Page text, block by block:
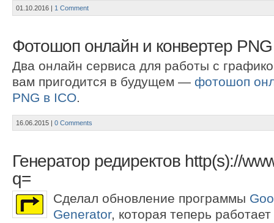
01.10.2016 | 1 Comment
Фотошоп онлайн и конвертер
Два онлайн сервиса для работы с
вам пригодится в будущем — фотошоп
PNG в ICO.
16.06.2015 | 0 Comments
Генератор редиректов http(s)://
q=
Сделал обновление программы
Generator, которая теперь